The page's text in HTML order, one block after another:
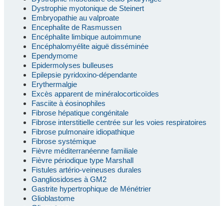
Dystrophie myotonique de Steinert
Embryopathie au valproate
Encephalite de Rasmussen
Encéphalite limbique autoimmune
Encéphalomyélite aiguë disséminée
Ependymome
Epidermolyses bulleuses
Epilepsie pyridoxino-dépendante
Erythermalgie
Excès apparent de minéralocorticoïdes
Fasciite à éosinophiles
Fibrose hépatique congénitale
Fibrose interstitielle centrée sur les voies respiratoires
Fibrose pulmonaire idiopathique
Fibrose systémique
Fièvre méditerranéenne familiale
Fièvre périodique type Marshall
Fistules artério-veineuses durales
Gangliosidoses à GM2
Gastrite hypertrophique de Ménétrier
Glioblastome